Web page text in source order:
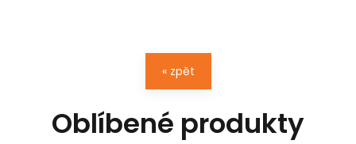
« zpět
Oblíbené produkty